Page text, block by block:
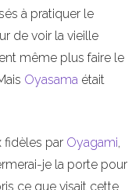
à pratiquer le
de voir la vieille
même plus faire le
Oyasama était
fidèles par Oyagami,
je la porte pour
ce que visait cette